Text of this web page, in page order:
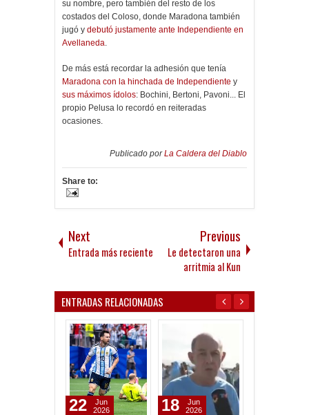
su nombre, pero también del resto de los
costados del Coloso, donde Maradona también
jugó y debutó justamente ante Independiente en
Avellaneda
De más está recordar la adhesión que tenía
Maradona con la hinchada de Independiente y
sus máximos ídolos: Bochini, Bertoni, Pavoni... El
propio Pelusa lo recordó en reiteradas
ocasiones.
Publicado porLa Caldera del Diablo
Share to:
Next
Entrada más reciente
Previous
Le detectaron una
arritmia al Kun
ENTRADAS RELACIONADAS
22
Jun
2026
18
Jun
2026